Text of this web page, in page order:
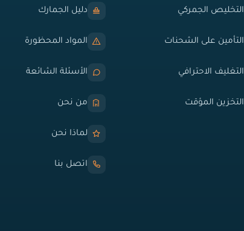
التخليص الجمركي
التأمين على الشحنات
التغليف الاحترافي
التخزين المؤقت
دليل الجمارك
المواد المحظورة
الأسئلة الشائعة
من نحن
لماذا نحن
اتصل بنا